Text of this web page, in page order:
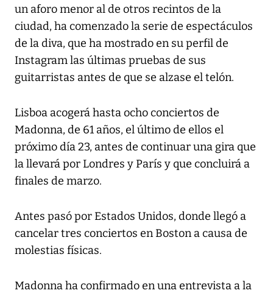
un aforo menor al de otros recintos de la
ciudad, ha comenzado la serie de espectáculos
de la diva, que ha mostrado en su perfil de
Instagram las últimas pruebas de sus
guitarristas antes de que se alzase el telón.
Lisboa acogerá hasta ocho conciertos de
Madonna, de 61 años, el último de ellos el
próximo día 23, antes de continuar una gira que
la llevará por Londres y París y que concluirá a
finales de marzo.
Antes pasó por Estados Unidos, donde llegó a
cancelar tres conciertos en Boston a causa de
molestias físicas.
Madonna ha confirmado en una entrevista a la